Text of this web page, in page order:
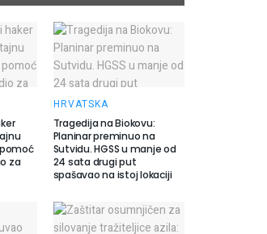
za
HRVATSKA
Tragedija na Biokovu:
Planinar preminuo na
Sutvidu. HGSS u manje od
24 sata drugi put
spašavao na istoj lokaciji